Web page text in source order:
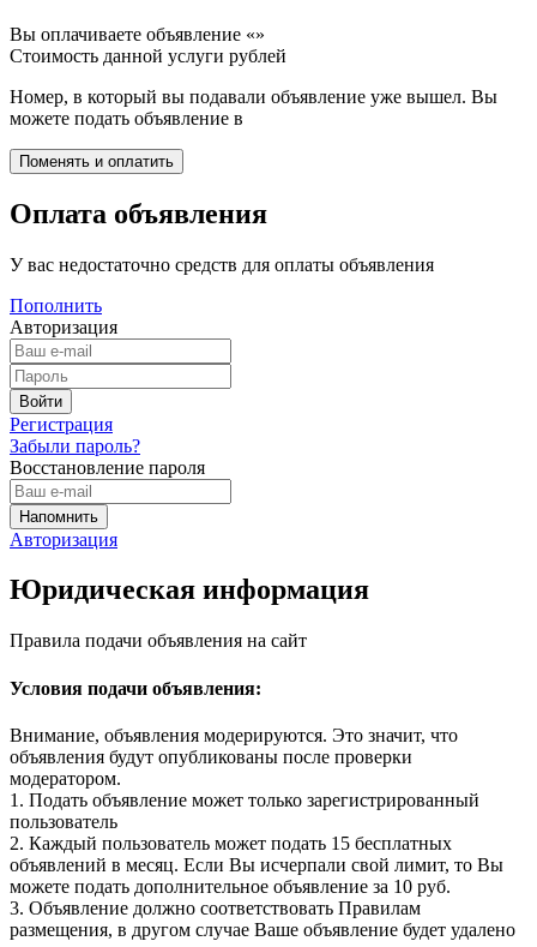
Вы оплачиваете объявление «»
Стоимость данной услуги рублей
Номер, в который вы подавали объявление уже вышел. Вы
можете подать объявление в
Оплата объявления
У вас недостаточно средств для оплаты объявления
Пополнить
Авторизация
Регистрация
Забыли пароль?
Восстановление пароля
Авторизация
Юридическая информация
Правила подачи объявления на сайт
Условия подачи объявления:
Внимание, объявления модерируются. Это значит, что
объявления будут опубликованы после проверки
модератором.
1. Подать объявление может только зарегистрированный
пользователь
2. Каждый пользователь может подать 15 бесплатных
объявлений в месяц. Если Вы исчерпали свой лимит, то Вы
можете подать дополнительное объявление за 10 руб.
3. Объявление должно соответствовать Правилам
размещения, в другом случае Ваше объявление будет удалено